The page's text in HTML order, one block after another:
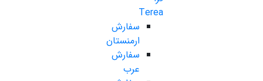
Terea
سفارش
ارمنستان
سفارش
عرب